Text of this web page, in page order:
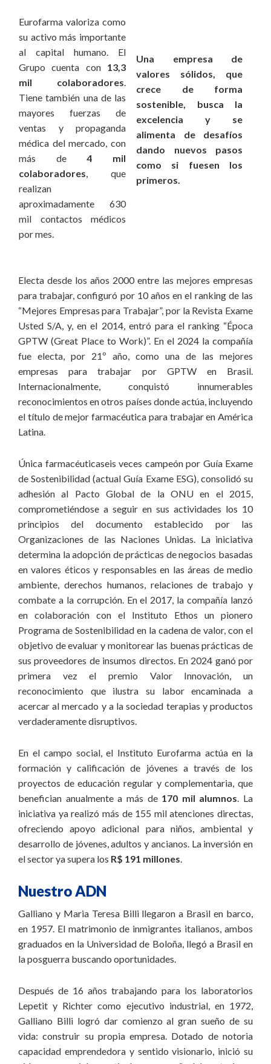
Eurofarma valoriza como
su activo más importante
al capital humano. El
Grupo cuenta con 13,3
mil colaboradores.
Tiene también una de las
mayores fuerzas de
ventas y propaganda
médica del mercado, con
más de4 mil
colaboradores, que
realizan
aproximadamente 630
mil contactos médicos
por mes.
Una empresa de
valores sólidos, que
crece de forma
sostenible, busca la
excelencia y se
alimenta de desafíos
dando nuevos pasos
como si fuesen los
primeros.
Electa desde los años 2000 entre las mejores empresas
para trabajar, configuró por 10 años en el ranking de las
“Mejores Empresas para Trabajar”, por la Revista Exame
Usted S/A, y, en el 2014, entró para el ranking “Época
GPTW (Great Place to Work)”. En el 2024 la compañía
fue electa, por 21º año, como una de las mejores
empresas para trabajar por GPTW en Brasil.
Internacionalmente, conquistó innumerables
reconocimientos en otros países donde actúa, incluyendo
el título de mejor farmacéutica para trabajar en América
Latina.
Única farmacéuticaseis veces campeón por Guía Exame
de Sostenibilidad (actual Guía Exame ESG), consolidó su
adhesión al Pacto Global de la ONU en el 2015,
comprometiéndose a seguir en sus actividades los 10
principios del documento establecido por las
Organizaciones de las Naciones Unidas. La iniciativa
determina la adopción de prácticas de negocios basadas
en valores éticos y responsables en las áreas de medio
ambiente, derechos humanos, relaciones de trabajo y
combate a la corrupción. En el 2017, la compañía lanzó
en colaboración con el Instituto Ethos un pionero
Programa de Sostenibilidad en la cadena de valor, con el
objetivo de evaluar y monitorear las buenas prácticas de
sus proveedores de insumos directos. En 2024 ganó por
primera vez el premio Valor Innovación, un
reconocimiento que ilustra su labor encaminada a
acercar al mercado y a la sociedad terapias y productos
verdaderamente disruptivos.
En el campo social, el Instituto Eurofarma actúa en la
formación y calificación de jóvenes a través de los
proyectos de educación regular y complementaria, que
benefician anualmente a más de 170 mil alumnos. La
iniciativa ya realizó más de 155 mil atenciones directas,
ofreciendo apoyo adicional para niños, ambiental y
desarrollo de jóvenes, adultos y ancianos. La inversión en
el sector ya supera los R$ 191 millones.
Nuestro ADN
Galliano y Maria Teresa Billi llegaron a Brasil en barco,
en 1957. El matrimonio de inmigrantes italianos, ambos
graduados en la Universidad de Boloña, llegó a Brasil en
la posguerra buscando oportunidades.
Después de 16 años trabajando para los laboratorios
Lepetit y Richter como ejecutivo industrial, en 1972,
Galliano Billi logró dar comienzo al gran sueño de su
vida: construir su propia empresa. Dotado de notoria
capacidad emprendedora y sentido visionario, inició su